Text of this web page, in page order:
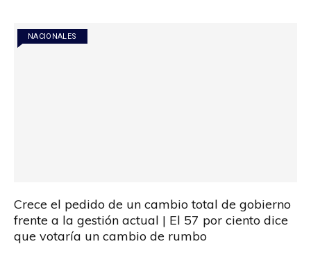
o
k
NACIONALES
Crece el pedido de un cambio total de gobierno
frente a la gestión actual | El 57 por ciento dice
que votaría un cambio de rumbo